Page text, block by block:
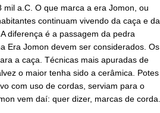
a.C. O que marca a era Jomon, ou
continuam vivendo da caça e da
diferença é a passagem da pedra
Era Jomon devem ser considerados. Os
a caça. Técnicas mais apuradas de
o maior tenha sido a cerâmica. Potes
com uso de cordas, serviam para o
vem daí: quer dizer, marcas de corda.